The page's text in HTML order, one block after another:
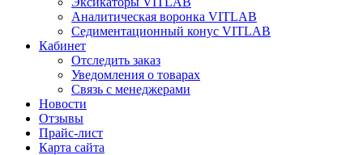
Аналитическая воронка VITLAB
Седиментационный конус VITLAB
Кабинет
Отследить заказ
Уведомления о товарах
Связь с менеджерами
Новости
Отзывы
Прайс-лист
Карта сайта